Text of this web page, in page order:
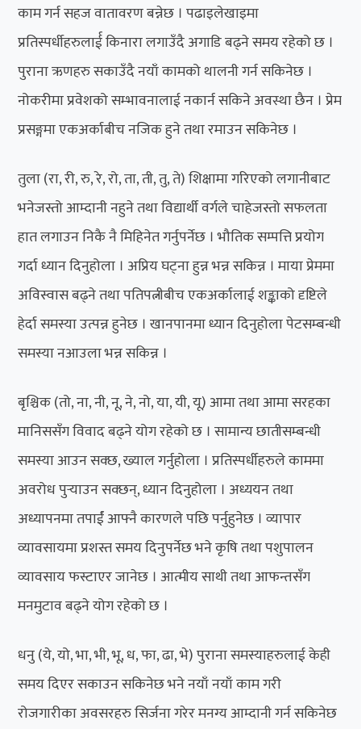
काम गर्न सहज वातावरण बन्नेछ । पढाइलेखाइमा
प्रतिस्पर्धीहरुलार्ई किनारा लगाउँदै अगाडि बढ्ने समय रहेको छ ।
पुराना ऋणहरु सकाउँदै नयाँ कामको थालनी गर्न सकिनेछ ।
नोकरीमा प्रवेशको सम्भावनालाई नकार्न सकिने अवस्था छैन । प्रेम
प्रसङ्गमा एकअर्काबीच नजिक हुने तथा रमाउन सकिनेछ ।
तुला (रा, री, रु, रे, रो, ता, ती, तु, ते) शिक्षामा गरिएको लगानीबाट
भनेजस्तो आम्दानी नहुने तथा विद्यार्थी वर्गले चाहेजस्तो सफलता
हात लगाउन निकै नै मिहिनेत गर्नुपर्नेछ । भौतिक सम्पत्ति प्रयोग
गर्दा ध्यान दिनुहोला । अप्रिय घट्ना हुन्न भन्न सकिन्न । माया प्रेममा
अविस्वास बढ्ने तथा पतिपत्नीबीच एकअर्कालाई शङ्काको दृष्टिले
हेर्दा समस्या उत्पन्न हुनेछ । खानपानमा ध्यान दिनुहोला पेटसम्बन्धी
समस्या नआउला भन्न सकिन्न ।
बृश्चिक (तो, ना, नी, नू, ने, नो, या, यी, यू) आमा तथा आमा सरहका
मानिससँग विवाद बढ्ने योग रहेको छ । सामान्य छातीसम्बन्धी
समस्या आउन सक्छ, ख्याल गर्नुहोला । प्रतिस्पर्धीहरुले काममा
अवरोध पुर्‍याउन सक्छन्, ध्यान दिनुहोला । अध्ययन तथा
अध्यापनमा तपार्ईं आफ्नै कारणले पछि पर्नुहुनेछ । व्यापार
व्यावसायमा प्रशस्त समय दिनुपर्नेछ भने कृषि तथा पशुपालन
व्यावसाय फस्टाएर जानेछ । आत्मीय साथी तथा आफन्तसँग
मनमुटाव बढ्ने योग रहेको छ ।
धनु (ये, यो, भा, भी, भू, ध, फा, ढा, भे) पुराना समस्याहरुलाई केही
समय दिएर सकाउन सकिनेछ भने नयाँ नयाँ काम गरी
रोजगारीका अवसरहरु सिर्जना गरेर मनग्य आम्दानी गर्न सकिनेछ